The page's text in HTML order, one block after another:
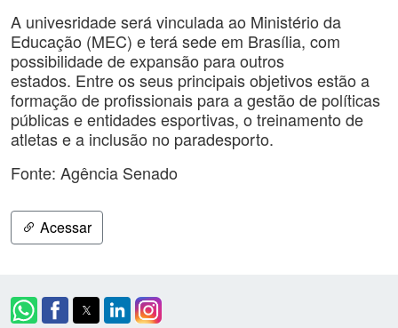
A univesridade será vinculada ao Ministério da
Educação (MEC) e terá sede em Brasília, com
possibilidade de expansão para outros
estados. Entre os seus principais objetivos estão a
formação de profissionais para a gestão de políticas
públicas e entidades esportivas, o treinamento de
atletas e a inclusão no paradesporto.
Fonte: Agência Senado
Acessar